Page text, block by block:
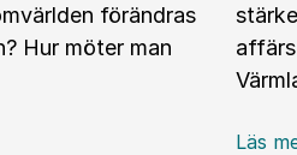
förändras
Hur möter man
Läs
: